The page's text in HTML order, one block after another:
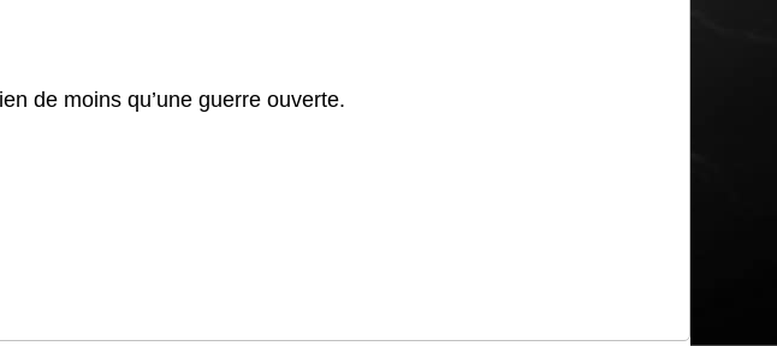
de moins qu’une guerre ouverte.